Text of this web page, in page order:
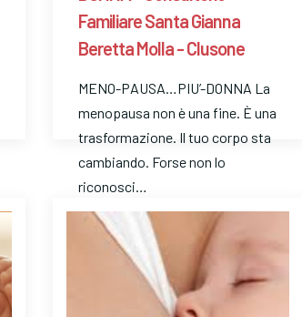
Familiare Santa Gianna
Beretta Molla - Clusone
MENO-PAUSA…PIU’-DONNA La
menopausa non è una fine. È una
trasformazione. Il tuo corpo sta
cambiando. Forse non lo
riconosci…